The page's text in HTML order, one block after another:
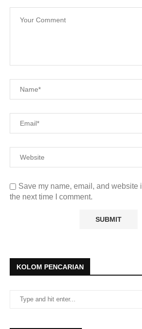
Save my name, email, and website
the next time I comment.
KOLOM PENCARIAN